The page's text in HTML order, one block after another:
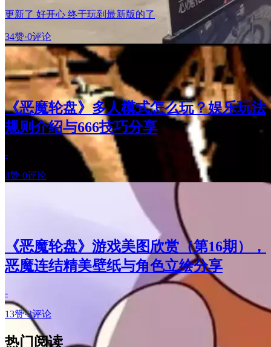
更新了 好开心 终于玩到最新版的了
34赞·0评论
《恶魔轮盘》多人模式怎么玩？娱乐玩法
规则介绍与666技巧分享
-
4赞·0评论
《恶魔轮盘》游戏美图欣赏（第16期），
恶魔连结精美壁纸与角色立绘分享
-
13赞·3评论
热门阅读